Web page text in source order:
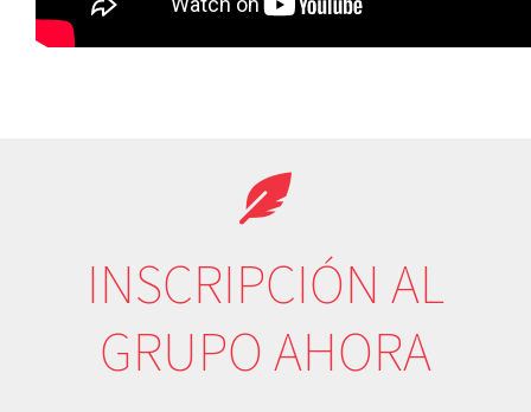
INSCRIPCIÓN AL
GRUPO AHORA